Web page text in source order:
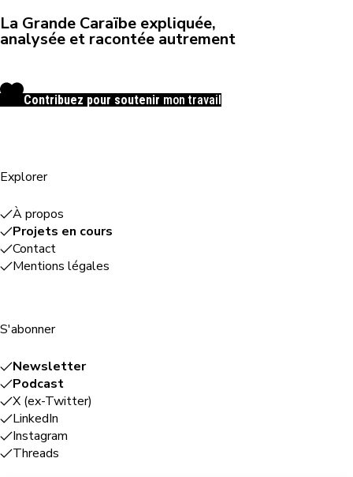
La Grande Caraïbe expliquée,
analysée et racontée autrement
Contribuez pour soutenir mon travail
Explorer
À propos
Projets en cours
Contact
Mentions légales
S'abonner
Newsletter
Podcast
X (ex-Twitter)
LinkedIn
Instagram
Threads